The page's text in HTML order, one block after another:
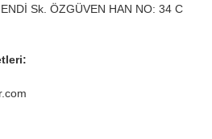
Sk. ÖZGÜVEN HAN NO: 34 C